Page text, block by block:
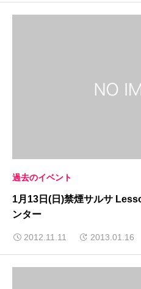
過去のイベント
1月13日(日)禁煙サルサ
ンター
2012.11.11 2013.01.16